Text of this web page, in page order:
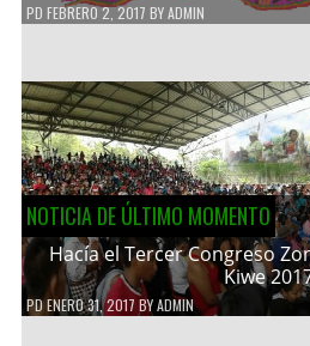
PD FEBRERO 2, 2017 BYADMIN
NOTICIA DE ÚLTIMO MOMENTO
Hacía el Tercer Congreso
Kiwe
PDENERO 31, 2017 BYADMIN